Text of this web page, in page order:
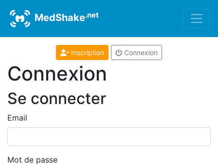
MedShake.net
Inscription Connexion
Connexion
Se connecter
Email
Mot de passe